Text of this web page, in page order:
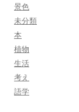
景色
未分類
本
植物
生活
考え
語学